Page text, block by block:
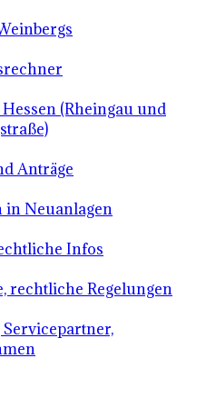
(Rheingau und
Anträge
in Neuanlagen
Infos
rechtliche Regelungen